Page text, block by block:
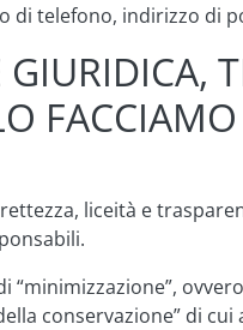
di telefono, indirizzo di
liceità e
conservazione” di cui